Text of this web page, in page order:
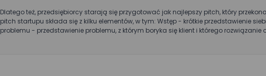
Dlatego też, przedsiębiorcy starają się przygotować jak najlepszy pitch, który
pitch startupu składa się z kilku elementów, w tym: Wstęp - krótkie przedstawienie
problemu - przedstawienie problemu, z którym boryka się klient i którego rozwiązanie